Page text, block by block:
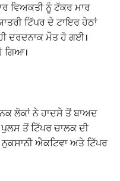
ਵਿਅਕਤੀ ਨੂੰ ਟੱਕਰ ਮਾਰ
ਟਿੱਪਰ ਦੇ ਟਾਇਰ ਹੇਠਾਂ
ਦਰਦਨਾਕ ਮੌਤ ਹੋ ਗਈ।
ਗਿਆ।
ਲੋਕਾਂ ਨੇ ਹਾਦਸੇ ਤੋਂ ਬਾਅਦ
ਤੋਂ ਟਿੱਪਰ ਚਾਲਕ ਦੀ
ਨੁਕਸਾਨੀ ਐਕਟਿਵਾ ਅਤੇ ਟਿੱਪਰ